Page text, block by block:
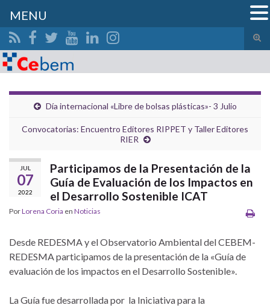
el
Search for:
Día internacional «Libre de bolsas plásticas»- 3 Julio
Convocatorias: Encuentro Editores RIPPET y Taller Editores
RIER
JUL
07
2022
Participamos de la Presentación de la
Guía de Evaluación de los Impactos en
el Desarrollo Sostenible ICAT
PorLorena Coria en Noticias
Desde REDESMA y el Observatorio Ambiental del CEBEM-
REDESMA participamos de la presentación de la «Guía de
evaluación de los impactos en el Desarrollo Sostenible».
La Guía fue desarrollada por la Iniciativa para la
MENU